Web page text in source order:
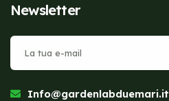
Newsletter
Info@gardenlabduemari.it